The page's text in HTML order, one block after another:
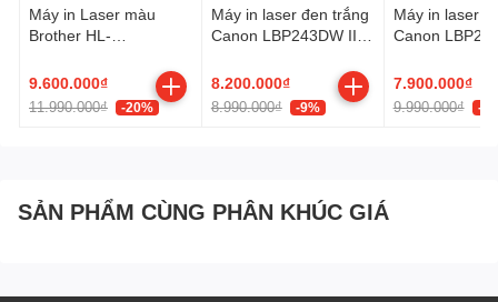
Máy in Laser màu
Brother HL-
9.600.000₫
11.990.000₫ -20%
Máy in laser đen trắng
Canon LBP243DW II
LAN/ WIFI)
8.200.000₫
8.990.000₫ -9%
Máy in laser
Canon
LAN/ WIFI)
7.900.000₫
9.990.000₫ -
SẢN PHẨM CÙNG PHÂN KHÚC GIÁ